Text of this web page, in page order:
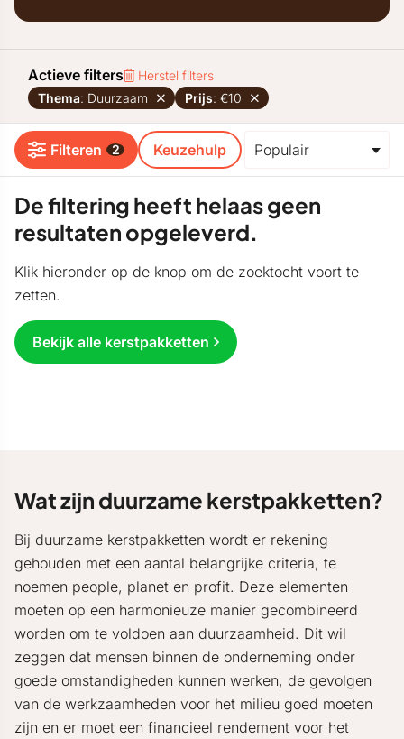
Actieve filters
Herstel filters
Thema: Duurzaam Prijs: €10
Filteren 2 Keuzehulp
De filtering heeft helaas geen
resultaten opgeleverd.
Klik hieronder op de knop om de zoektocht voort te
zetten.
Bekijk alle kerstpakketten
Wat zijn duurzame kerstpakketten?
Bij duurzame kerstpakketten wordt er rekening
gehouden met een aantal belangrijke criteria, te
noemen people, planet en profit. Deze elementen
moeten op een harmonieuze manier gecombineerd
worden om te voldoen aan duurzaamheid. Dit wil
zeggen dat mensen binnen de onderneming onder
goede omstandigheden kunnen werken, de gevolgen
van de werkzaamheden voor het milieu goed moeten
zijn en er moet een financieel rendement voor het